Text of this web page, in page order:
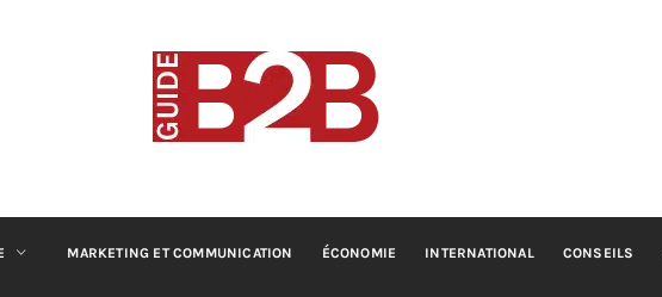
B2B GUIDE
MARKETING ET COMMUNICATION ÉCONOMIE INTERNATIONAL CONSEILS